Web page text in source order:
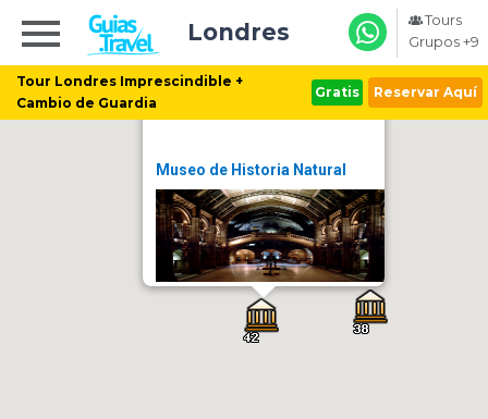
Tour Londres Imprescindible +
Cambio de Guardia
Gratis Reservar Aquí
Londres
Tours
Grupos +9
Museo de Historia Natural